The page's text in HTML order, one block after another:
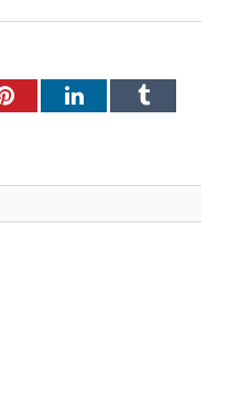
PinterestLinkedInTumblr